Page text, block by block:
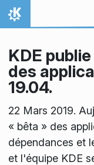
Aller directement
Accueil
KDE
des
19.04.
22 Mars 2019.
« bêta » des
dépendances et
et l'équipe KDE